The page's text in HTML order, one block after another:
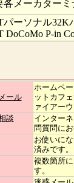
各メーカター
パーソナル32K
DoCoMo P-in
ール
ホームペ
ットカフ
ァイアー
談
インター
問質問に
お使いに
済みです。
複数箇所
す。